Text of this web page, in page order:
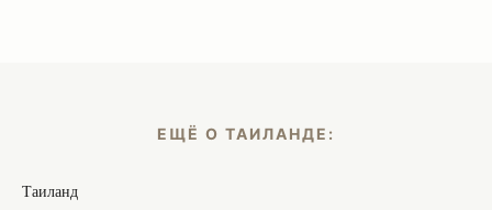
ЕЩЁ О ТАИЛАНДЕ:
Таиланд